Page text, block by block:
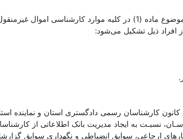
ماده2ـ برای معرفی فهرست کارشناسان رسمی در شرکت‌های موضوع
افراد ذیل تشکیل می‌شود:
کارشناسان رسمی دادگستری استان و نماینده
نسبـت به ایجاد مدیریت بانک اطلاعاتی از
ارجاعی، سوابق انضباطی و نگهداری سوابق